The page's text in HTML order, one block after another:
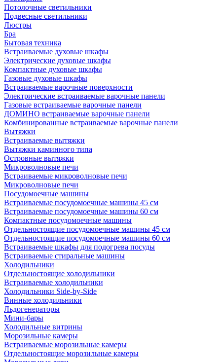
Потолочные светильники
Подвесные светильники
Люстры
Бра
Бытовая техника
Встраиваемые духовые шкафы
Электрические духовые шкафы
Компактные духовые шкафы
Газовые духовые шкафы
Встраиваемые варочные поверхности
Электрические встраиваемые варочные панели
Газовые встраиваемые варочные панели
ДОМИНО встраиваемые варочные панели
Комбинированные встраиваемые варочные панели
Вытяжки
Встраиваемые вытяжки
Вытяжки каминного типа
Островные вытяжки
Микроволновые печи
Встраиваемые микроволновые печи
Микроволновые печи
Посудомоечные машины
Встраиваемые посудомоечные машины 45 см
Встраиваемые посудомоечные машины 60 см
Компактные посудомоечные машины
Отдельностоящие посудомоечные машины 45 см
Отдельностоящие посудомоечные машины 60 см
Встраиваемые шкафы для подогрева посуды
Встраиваемые стиральные машины
Холодильники
Отдельностоящие холодильники
Встраиваемые холодильники
Холодильники Side-by-Side
Винные холодильники
Льдогенераторы
Мини-бары
Холодильные витрины
Морозильные камеры
Встраиваемые морозильные камеры
Отдельностоящие морозильные камеры